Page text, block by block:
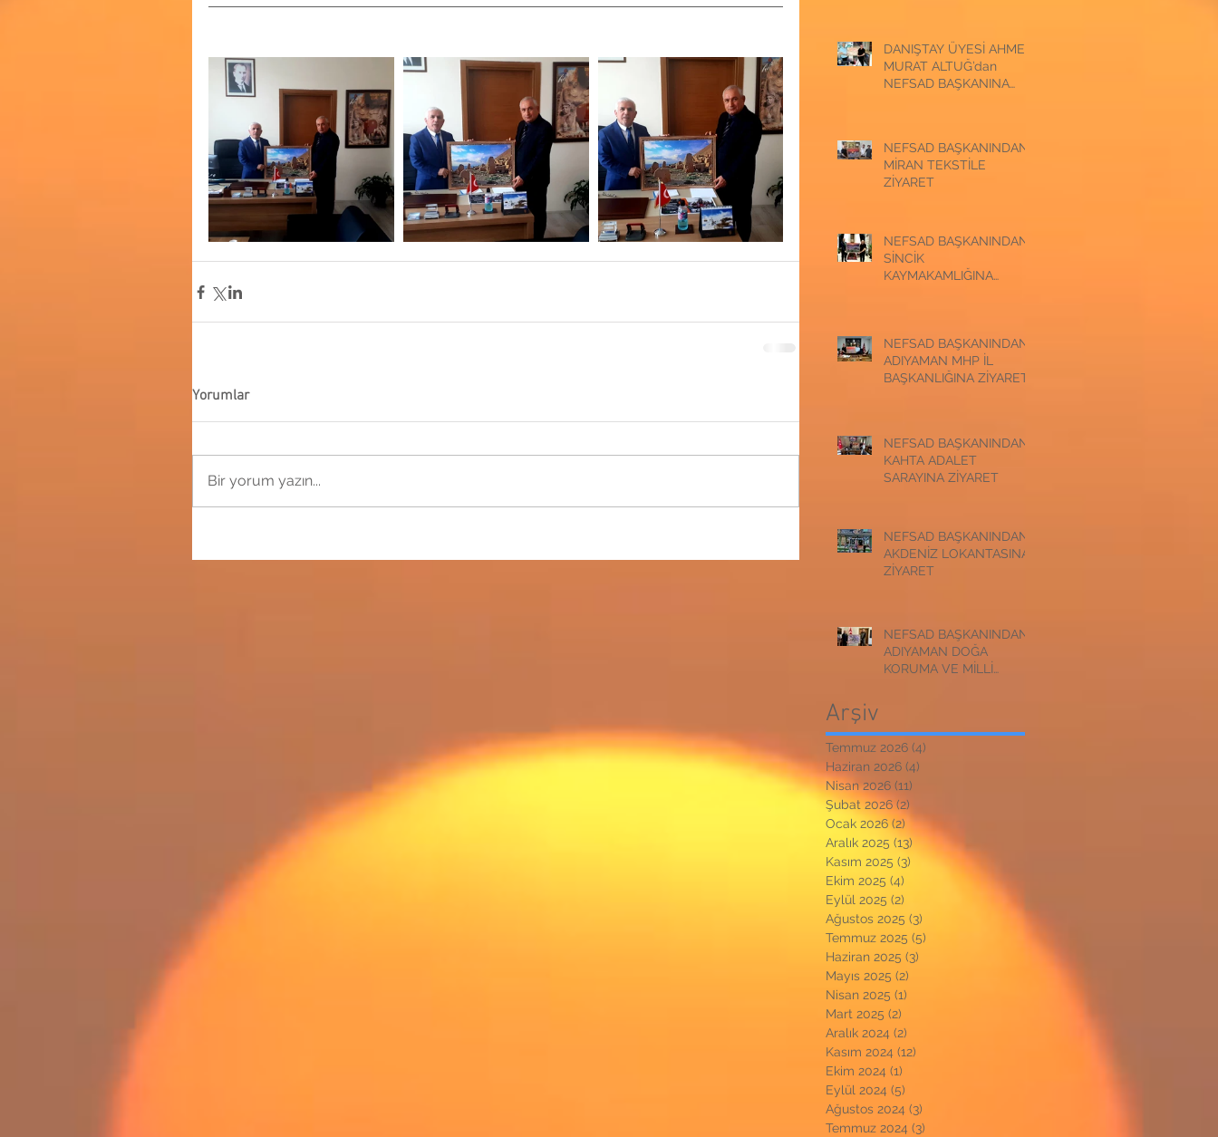
Yorumlar
Bir yorum yazın...
DANIŞTAY ÜYESİ AHMET
MURAT ALTUĞ’dan
NEFSAD BAŞKANINA
NEFSAD BAŞKANINDAN
MİRAN TEKSTİLE
ZİYARET
NEFSAD BAŞKANINDAN
SİNCİK
KAYMAKAMLIĞINA
NEFSAD BAŞKANINDAN
ADIYAMAN MHP İL
BAŞKANLIĞINA ZİYARET
NEFSAD BAŞKANINDAN
KAHTA ADALET
SARAYINA ZİYARET
NEFSAD BAŞKANINDAN
AKDENİZ LOKANTASINA
ZİYARET
NEFSAD BAŞKANINDAN
ADIYAMAN DOĞA
KORUMA VE MİLLİ
Arşiv
Temmuz 2026 (4)
Haziran 2026 (4)
Nisan 2026 (11)
Şubat 2026 (2)
Ocak 2026 (2) 2 yazı
Aralık 2025 (13)
Kasım 2025 (3)
Ekim 2025 (4)
Eylül 2025 (2)
Ağustos 2025 (3)
Temmuz 2025 (5)
Haziran 2025 (3)
Mayıs 2025 (2)
Nisan 2025 (1)
Mart 2025 (2)
Aralık 2024 (2)
Kasım 2024 (12)
Ekim 2024 (1)
Eylül 2024 (5)
Ağustos 2024 (3)
Temmuz 2024 (3)